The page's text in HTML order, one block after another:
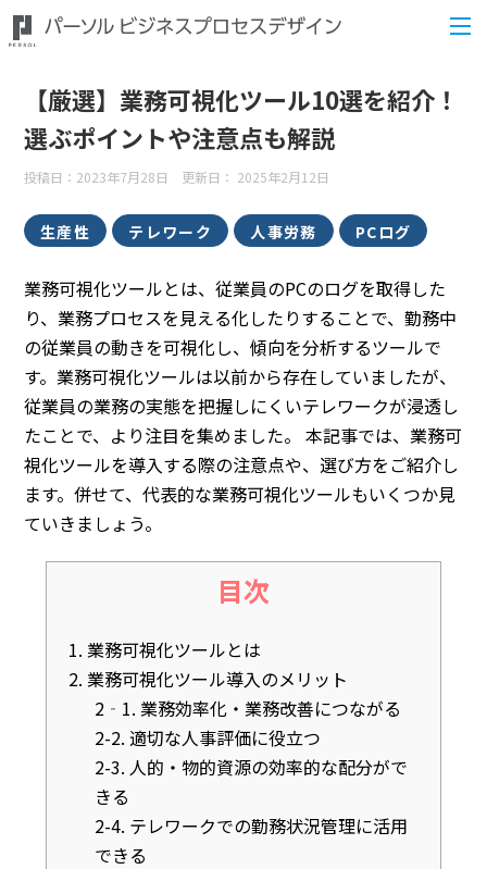
【厳選】業務可視化ツール10選を紹介！
選ぶポイントや注意点も解説
投稿日：2023年7月28日 更新日： 2025年2月12日
生産性 テレワーク 人事労務 PCログ
業務可視化ツールとは、従業員のPCのログを取得した
り、業務プロセスを見える化したりすることで、勤務中
の従業員の動きを可視化し、傾向を分析するツールで
す。業務可視化ツールは以前から存在していましたが、
従業員の業務の実態を把握しにくいテレワークが浸透し
たことで、より注目を集めました。 本記事では、業務可
視化ツールを導入する際の注意点や、選び方をご紹介し
ます。併せて、代表的な業務可視化ツールもいくつか見
ていきましょう。
目次
1. 業務可視化ツールとは
2. 業務可視化ツール導入のメリット
2‐1. 業務効率化・業務改善につながる
2-2. 適切な人事評価に役立つ
2-3. 人的・物的資源の効率的な配分がで
きる
2-4. テレワークでの勤務状況管理に活用
できる